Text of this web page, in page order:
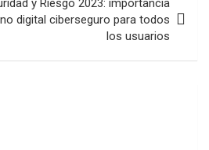
digital ciberseguro para todos
los usuarios